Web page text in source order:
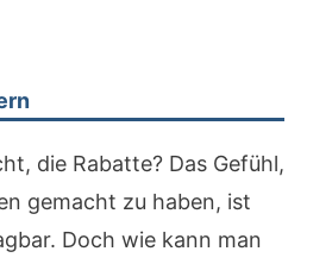
die Rabatte? Das Gefühl,
gemacht zu haben, ist
Doch wie kann man